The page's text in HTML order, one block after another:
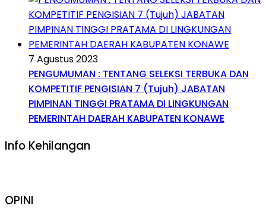
7 Agustus 2023
PENGUMUMAN : TENTANG SELEKSI TERBUKA DAN
KOMPETITIF PENGISIAN 7 (Tujuh) JABATAN
PIMPINAN TINGGI PRATAMA DI LINGKUNGAN
PEMERINTAH DAERAH KABUPATEN KONAWE
Info Kehilangan
OPINI